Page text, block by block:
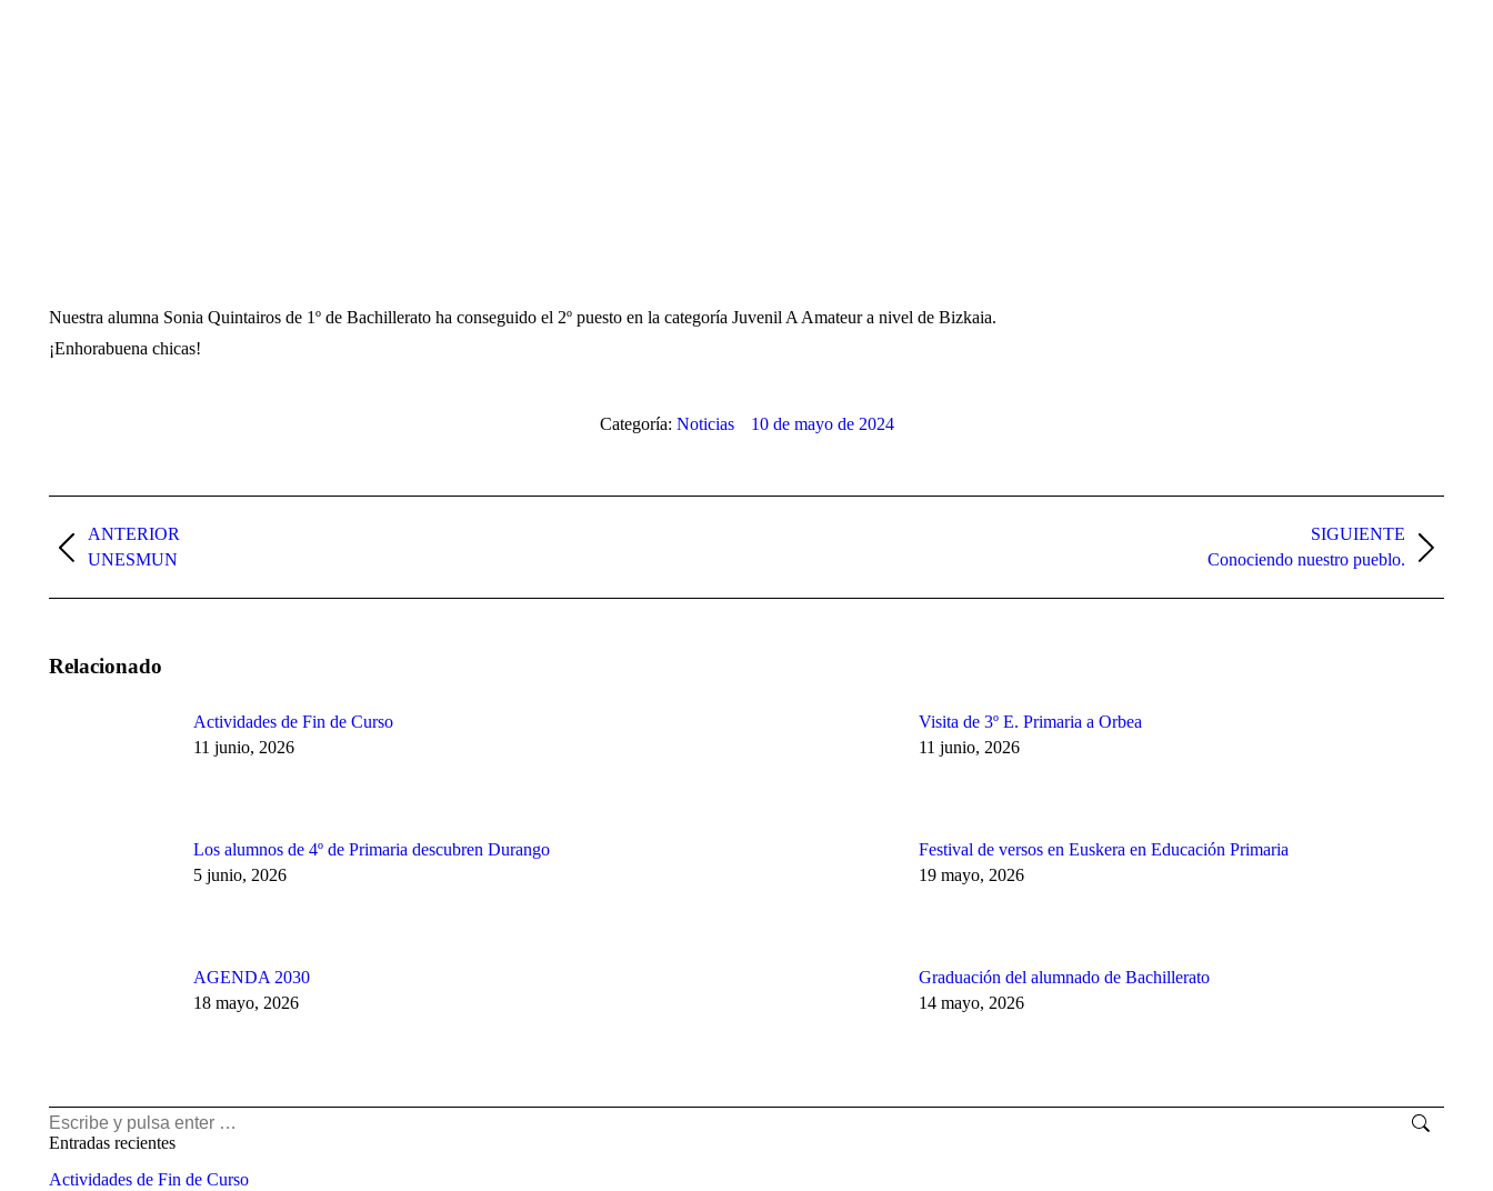
Nuestra alumna Sonia Quintairos de 1º de Bachillerato ha conseguido el 2º puesto en la categoría Juvenil A Amateur a nivel de Bizkaia.
¡Enhorabuena chicas!
Categoría: Noticias 10 de mayo de 2024
entre
publicaciones
ANTERIOR
Publicación
UNESMUN
SIGUIENTE
Conociendo nuestro pueblo.
Relacionado
Actividades de Fin de Curso
11 junio, 2026
Visita de 3º E. Primaria a Orbea
11 junio, 2026
Los alumnos de 4º de Primaria descubren Durango
5 junio, 2026
Festival de versos en Euskera en Educación Primaria
19 mayo, 2026
AGENDA 2030
18 mayo, 2026
Graduación del alumnado de Bachillerato
14 mayo, 2026
Buscar:
Entradas recientes
Actividades de Fin de Curso